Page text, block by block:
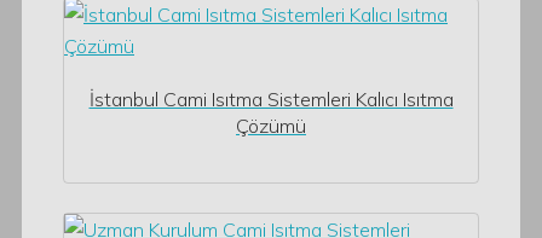
İstanbul Cami Isıtma Sistemleri Kalıcı Isıtma
Çözümü